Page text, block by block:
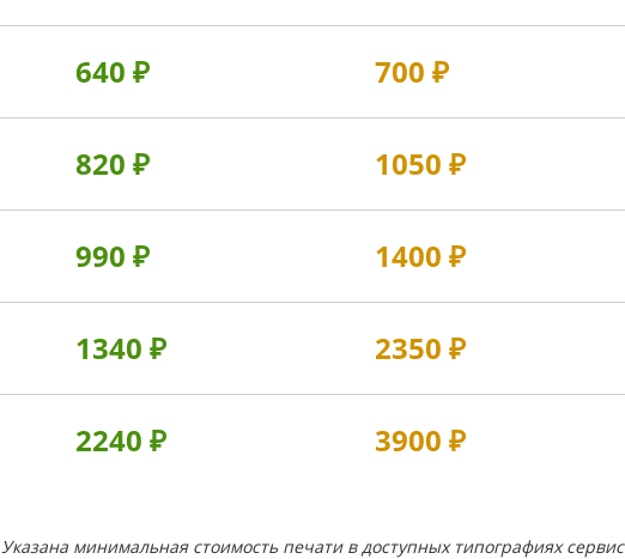
640 ₽ 700 ₽
820 ₽ 1050 ₽
990 ₽ 1400 ₽
1340 ₽ 2350 ₽
2240 ₽ 3900 ₽
Указана минимальная стоимость печати в доступных типографиях